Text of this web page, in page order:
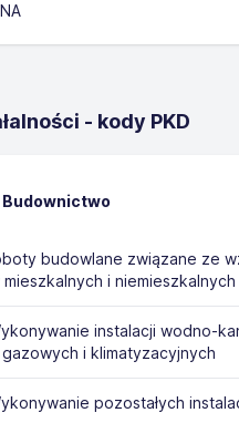
- kody PKD
Budownictwo
budowlane związane ze
i niemieszkalnych
instalacji wodno-
i klimatyzacyjnych
pozostałych